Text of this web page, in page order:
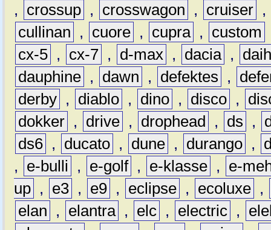
,
crossup , crosswagon , cruiser ,
cullinan
, cuore , cupra , custom
cx-5 , cx-7 , d-max , dacia ,
dauphine , dawn , defektes ,
derby , diablo , dino , disco ,
dokker , drive , drophead , ds ,
ds6 , ducato , dune , durango ,
,
e-bulli , e-golf , e-klasse ,
e-
up , e3 , e9 , eclipse , ecoluxe ,
elan
, elantra , elc , electric ,